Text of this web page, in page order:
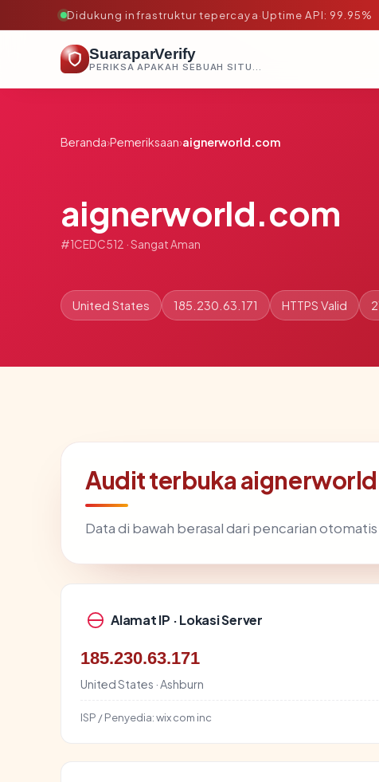
Didukung infrastruktur tepercaya·Uptime API: 99.95%
SuaraparVerify
PERIKSA APAKAH SEBUAH SITUS AMAN, TEPERCAYA, DAN TERVERIFIKASI DALAM HITUNGAN DETIK.
Beranda›Pemeriksaan›aignerworld.com
aignerworld.com
#1CEDC512 · Sangat Aman
United States 185.230.63.171 HTTPS Valid
Audit terbuka
Data di bawah berasal dari pencarian
Alamat IP · Lokasi Server
185.230.63.171
United States · Ashburn
ISP / Penyedia:wix com inc